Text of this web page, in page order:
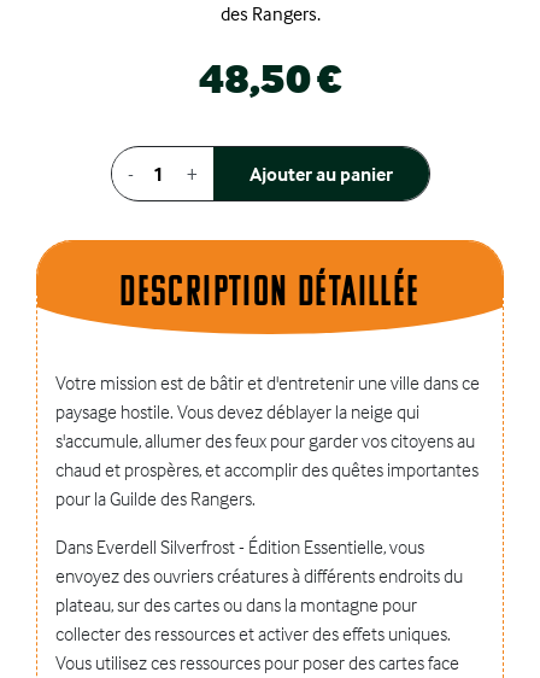
des Rangers.
48,50 €
- + Ajouter au panier
Description dÉtaillÉe
Votre mission est de bâtir et d'entretenir une ville dans ce
paysage hostile. Vous devez déblayer la neige qui
s'accumule, allumer des feux pour garder vos citoyens au
chaud et prospères, et accomplir des quêtes importantes
pour la Guilde des Rangers.
Dans Everdell Silverfrost - Édition Essentielle, vous
envoyez des ouvriers créatures à différents endroits du
plateau, sur des cartes ou dans la montagne pour
collecter des ressources et activer des effets uniques.
Vous utilisez ces ressources pour poser des cartes face